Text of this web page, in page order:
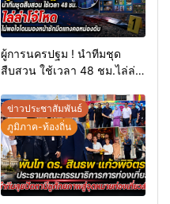
ผู้การนครปฐม ! นำทีมชุด
สืบสวน ใช้เวลา 48 ชม.ไล่ล่า
ชักมีดแทงคอหม่องดับ
ข่าวประชาสัมพันธ์
ภูมิภาค-ท้องถิ่น